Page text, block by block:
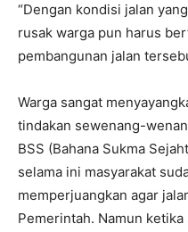
“Dengan kondisi jalan
rusak warga pun harus
pembangunan jalan
Warga sangat
tindakan sewenang-
BSS (Bahana Sukma
selama ini masyarakat
memperjuangkan agar
Pemerintah. Namun